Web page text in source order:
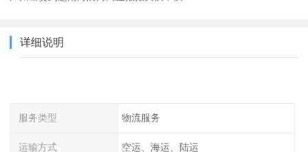
详细说明
服务类型 物流服务
运输方式 空运、海运、陆运